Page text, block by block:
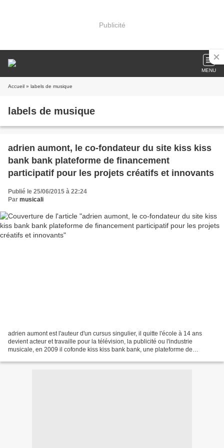
Publicité
MENU
Accueil » labels de musique
labels de musique
adrien aumont, le co-fondateur du site kiss kiss
bank bank plateforme de financement
participatif pour les projets créatifs et innovants
Publié le 25/06/2015 à 22:24
Par musicali
adrien aumont est l'auteur d'un cursus singulier, il quitte l'école à 14 ans
devient acteur et travaille pour la télévision, la publicité ou l'industrie
musicale, en 2009 il cofonde kiss kiss bank bank, une plateforme de